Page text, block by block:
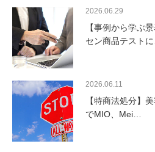
2026.06.29
【事例から学ぶ
セン商品テストに
2026.06.11
【特商法処分】
でMIO、Mei…